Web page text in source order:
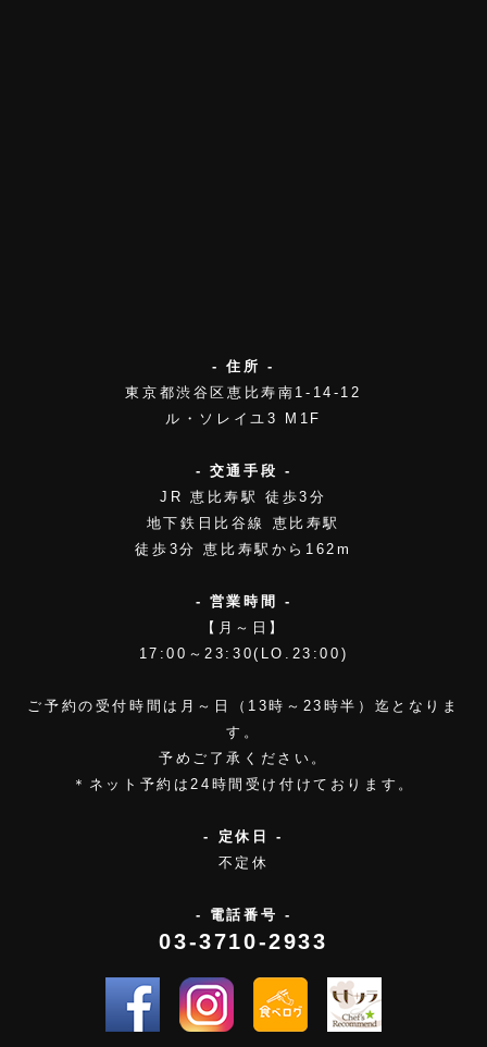
- 住所 -
東京都渋谷区恵比寿南1-14-12
ル・ソレイユ3 M1F
- 交通手段 -
JR 恵比寿駅 徒歩3分
地下鉄日比谷線 恵比寿駅
徒歩3分 恵比寿駅から162m
- 営業時間 -
【月～日】
17:00～23:30(LO.23:00)
ご予約の受付時間は月～日（13時～23時半）迄となりま
す。
予めご了承ください。
＊ネット予約は24時間受け付けております。
- 定休日 -
不定休
- 電話番号 -
03-3710-2933